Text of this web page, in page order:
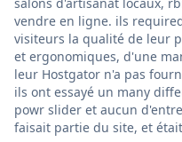
vendre en ligne. ils
visiteurs la qualité de leur
et ergonomiques, d'une
leur Hostgator n'a pas
ils ont essayé un many
powr slider et aucun
faisait partie du site, et